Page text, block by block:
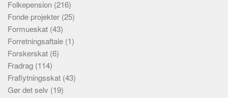
Folkepension (216)
Fonde projekter (25)
Formueskat (43)
Forretningsaftale (1)
Forskerskat (6)
Fradrag (114)
Fraflytningsskat (43)
Gør det selv (19)